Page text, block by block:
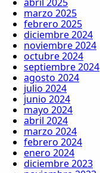
marzo 2025
febrero 2025
diciembre 2024
noviembre 2024
octubre 2024
septiembre 2024
agosto 2024
julio 2024
junio 2024
mayo 2024
abril 2024
marzo 2024
febrero 2024
enero 2024
diciembre 2023